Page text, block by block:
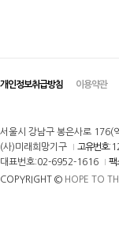
개인정보취급방침 이용약관
서울시 강남구 봉은사로 176(
(사)미래희망기구
고유번호
대표번호:02-6952-1616
팩
COPYRIGHT © HOPE TO